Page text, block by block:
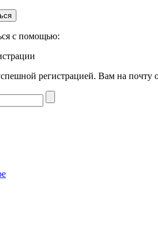
с помощью:
регистрацией. Вам на почту